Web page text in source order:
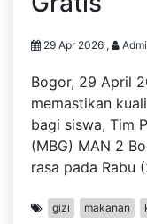
29 Apr 2026 ,
Bogor, 29 April
memastikan
bagi siswa, Tim
(MBG) MAN 2
rasa pada Rabu
gizi makanan